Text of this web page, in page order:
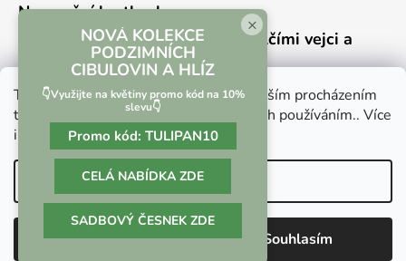
Tento web používá soubory cookie. Dalším procházením
tohoto webu vyjadřujete souhlas s jejich používáním.. Více
informacízde.
Nastavení
Odmítnout Souhlasím
Novoroční hrstkovka
Lehký bramborový salát s křepelčími vejci a
kyselou okurkou
Vrácení zboží a reklamace Kontaktní formulář
Vytvořil Shoptet
Copyright 2026Culina Botanica
. Všechna práva
×
NOVÁ KOLEKCE
PODZIMNÍCH
CIBULOVIN A HLÍZ
👇Využijte na květiny promo kód na 10%
slevu👇
Promo kód: TULIPAN10
CELÁ NABÍDKA ZDE
SADBOVÝ ČESNEK ZDE